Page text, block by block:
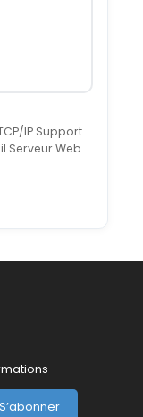
IP Support
Serveur Web
S’abonner